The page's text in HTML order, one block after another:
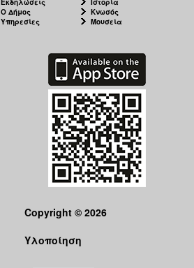
Ο Δήμος
Υπηρεσίες
Κνωσός
Μουσεία
Copyright © 2026
Υλοποίηση